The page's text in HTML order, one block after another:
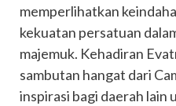
memperlihatkan
kekuatan persatuan
majemuk. Kehadiran
sambutan hangat dari
inspirasi bagi daerah lain